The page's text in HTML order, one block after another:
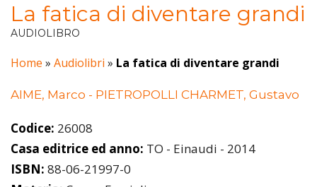
La fatica di diventare grandi
AUDIOLIBRO
Home » Audiolibri » La fatica di diventare grandi
AIME, Marco - PIETROPOLLI CHARMET, Gustavo
Codice: 26008
Casa editrice ed anno: TO - Einaudi - 2014
ISBN: 88-06-21997-0